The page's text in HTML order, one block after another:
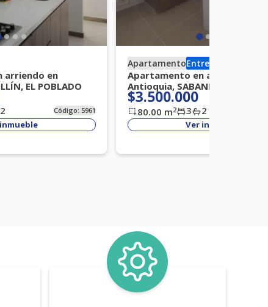
arriendo en
EL POBLADO
2 Código: 5961
ApartamentoEntrega inmediata
Apartamento en arriendo en
Antioquia, SABANETA, LA
$3.500.000
80.00 m2 3 2
Ver inmueble